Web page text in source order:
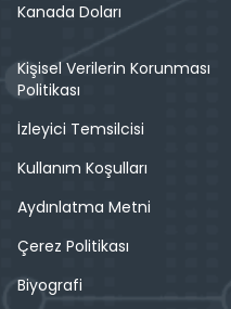
Kanada Doları
Kişisel Verilerin Korunması
Politikası
İzleyici Temsilcisi
Kullanım Koşulları
Aydınlatma Metni
Çerez Politikası
Biyografi